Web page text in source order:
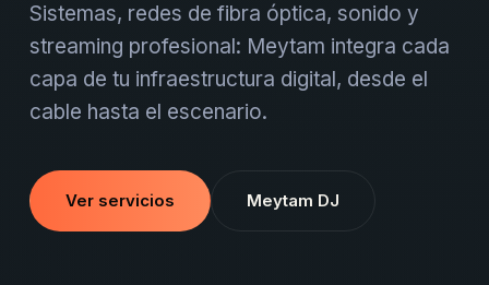
Sistemas, redes de fibra óptica, sonido y
streaming profesional: Meytam integra cada
capa de tu infraestructura digital, desde el
cable hasta el escenario.
Ver servicios Meytam DJ